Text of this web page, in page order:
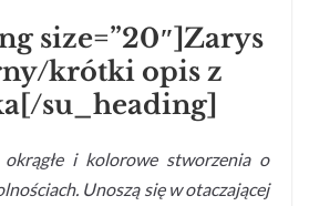
size=”20″]Zarys
krótki opis z
su_heading]
i kolorowe stworzenia o
Unoszą się w otaczającej